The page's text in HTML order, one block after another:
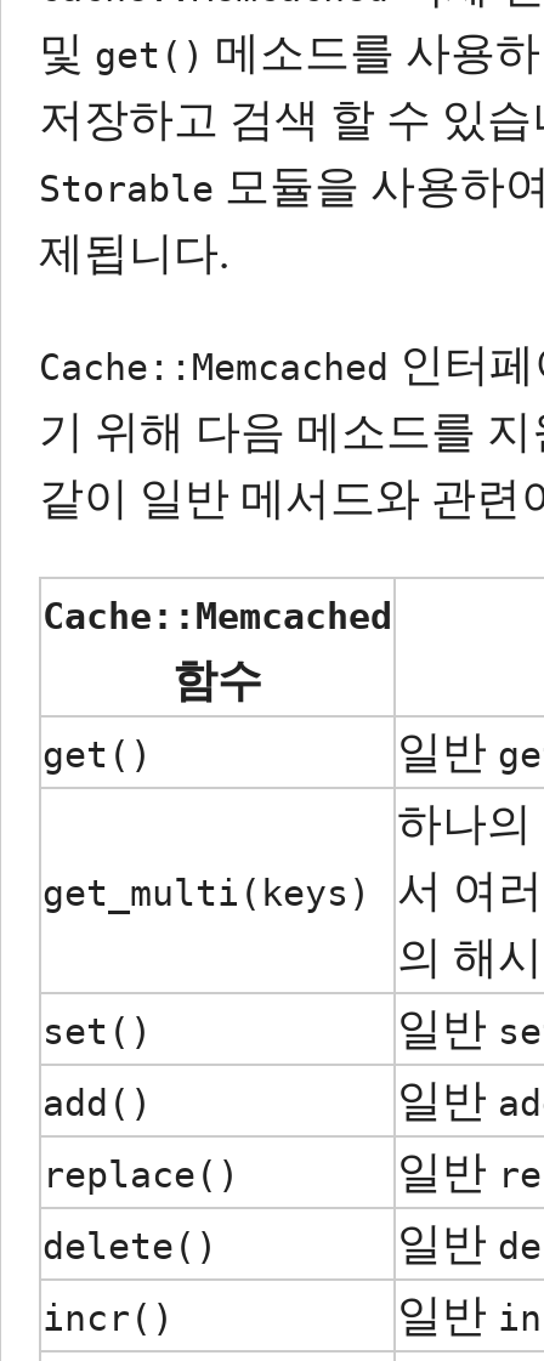
및 get() 메소드를 사용
저장하고 검색 할 수 있습
Storable 모듈을 사용하
제됩니다.
Cache::Memcached 인터
기 위해 다음 메소드를
같이 일반 메서드와 관련
Cache::Memcached
함수
get() 일반
get_multi(keys)
하나의
서 여
의 해
set() 일반
add()
일반
replace()
일반
delete()
일반
incr()
일반